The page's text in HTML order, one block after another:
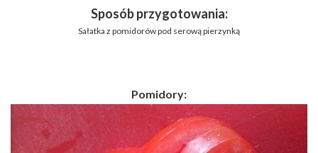
Sposób przygotowania:
Sałatka z pomidorów pod serową pierzynką
Pomidory: